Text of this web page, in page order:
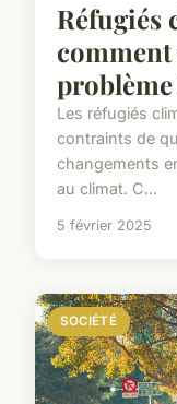
Réfugiés
problème
Les réfugiés
contraints de
changements
au climat. C...
5 février 2025
SOCIÉTÉ